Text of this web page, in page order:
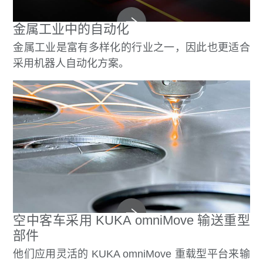
金属工业中的自动化
金属工业是富有多样化的行业之一，因此也更适合
采用机器人自动化方案。
空中客车采用 KUKA omniMove 输送重型
部件
他们应用灵活的 KUKA omniMove 重载型平台来输